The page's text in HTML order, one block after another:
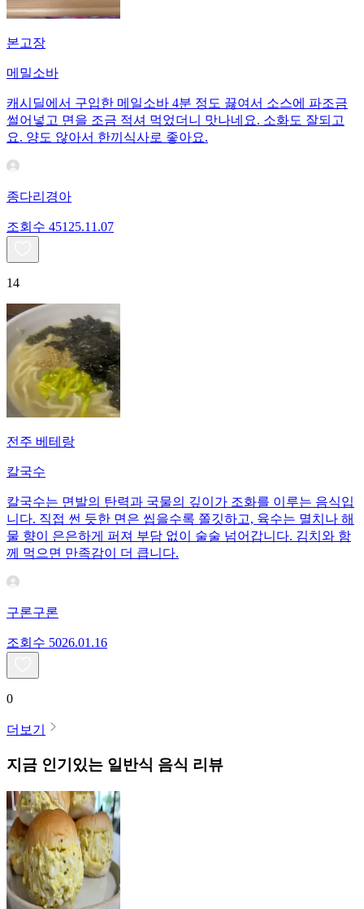
본고장
메밀소바
캐시딜에서 구입한 메일소바 4분 정도 끓여서 소스에 파조금
썰어넣고 면을 조금 적셔 먹었더니 맛나네요. 소화도 잘되고
요. 양도 않아서 한끼식사로 좋아요.
종다리경아
조회수 451 25.11.07
14
전주 베테랑
칼국수
칼국수는 면발의 탄력과 국물의 깊이가 조화를 이루는 음식입
니다. 직접 썬 듯한 면은 씹을수록 쫄깃하고, 육수는 멸치나 해
물 향이 은은하게 퍼져 부담 없이 술술 넘어갑니다. 김치와 함
께 먹으면 만족감이 더 큽니다.
구론구론
조회수 5026.01.16
0
더보기
지금 인기있는 일반식 음식 리뷰